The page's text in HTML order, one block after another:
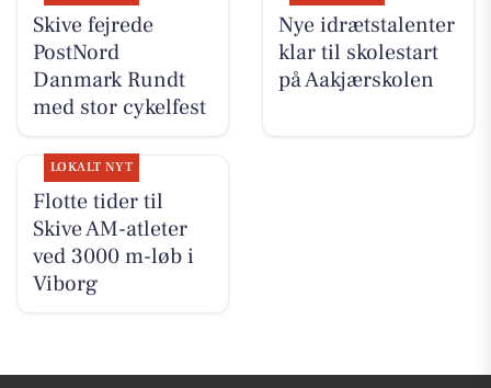
Skive fejrede
PostNord
Danmark Rundt
med stor cykelfest
Nye idrætstalenter
klar til skolestart
på Aakjærskolen
LOKALT NYT
Flotte tider til
Skive AM-atleter
ved 3000 m-løb i
Viborg